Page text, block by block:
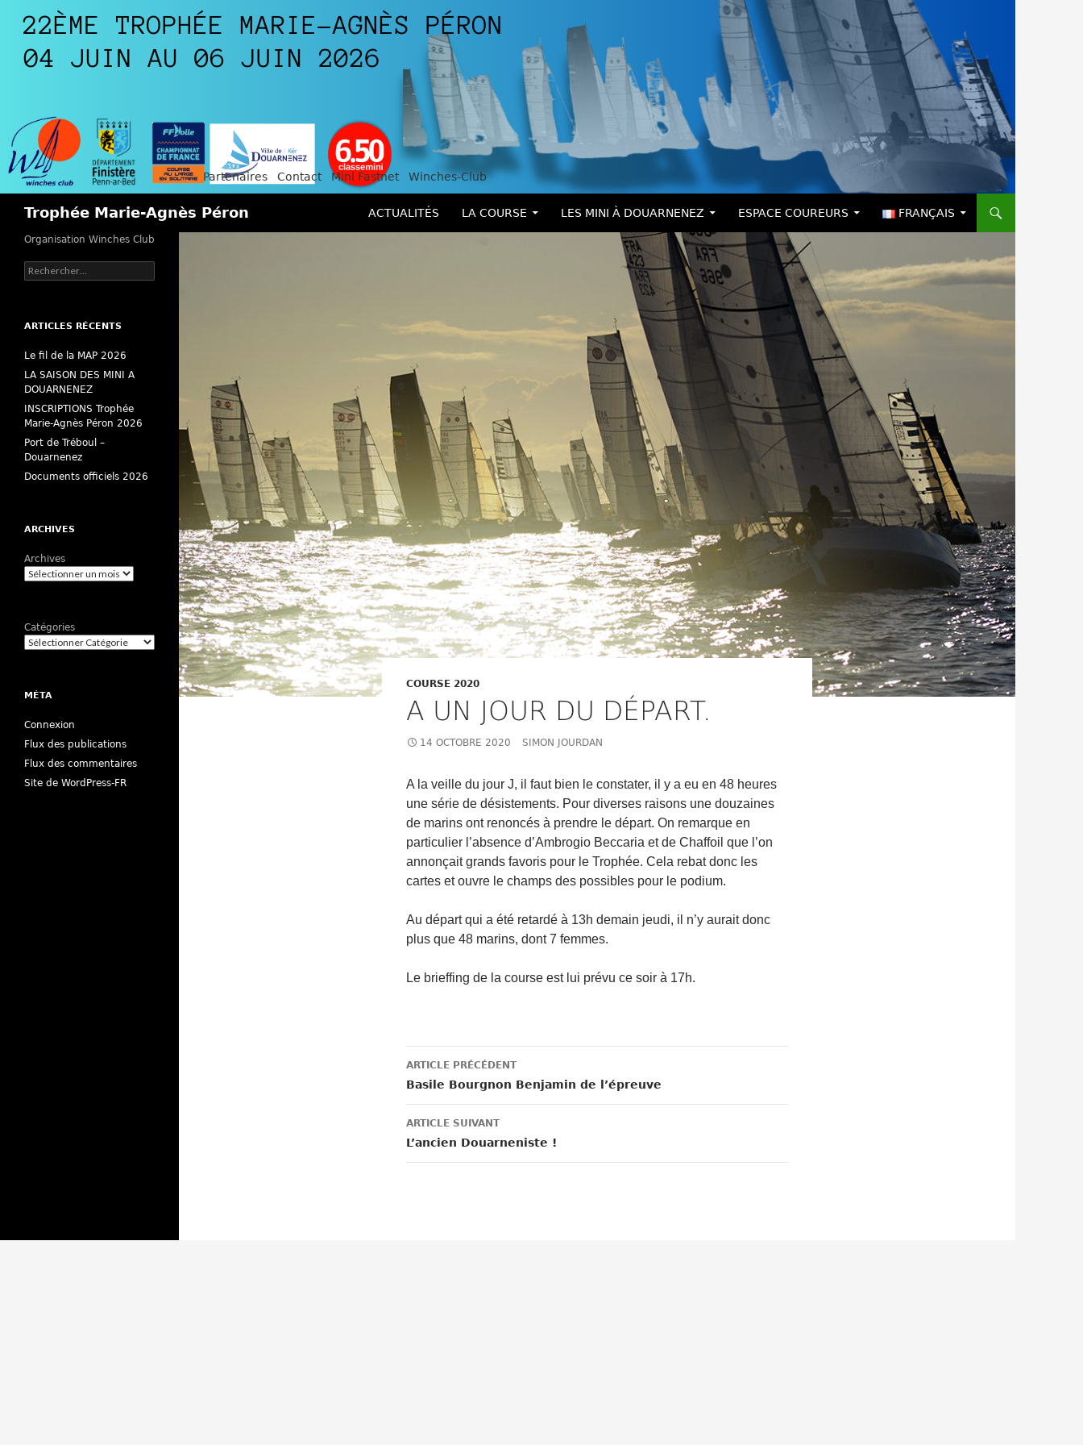
Partenaires Contact Mini Fastnet Winches-Club
Trophée Marie-Agnès Péron ACTUALITÉS LA COURSE LES MINI À DOUARNENEZ ESPACE COUREURS FRANÇAIS
COURSE 2020
A UN JOUR DU DÉPART.
14 OCTOBRE 2020 SIMON JOURDAN
A la veille du jour J, il faut bien le constater, il y a eu en 48 heures
une série de désistements. Pour diverses raisons une douzaines
de marins ont renoncés à prendre le départ. On remarque en
particulier l’absence d’Ambrogio Beccaria et de Chaffoil que l’on
annonçait grands favoris pour le Trophée. Cela rebat donc les
cartes et ouvre le champs des possibles pour le podium.
Au départ qui a été retardé à 13h demain jeudi, il n’y aurait donc
plus que 48 marins, dont 7 femmes.
Le brieffing de la course est lui prévu ce soir à 17h.
Navigation
des
articles
ARTICLE PRÉCÉDENT
Basile Bourgnon Benjamin de l’épreuve
ARTICLE SUIVANT
L’ancien Douarneniste !
Organisation Winches Club
Rechercher :
ARTICLES RÉCENTS
Le fil de la MAP 2026
LA SAISON DES MINI A
DOUARNENEZ
INSCRIPTIONS Trophée
Marie-Agnès Péron 2026
Port de Tréboul –
Douarnenez
Documents officiels 2026
ARCHIVES
Archives
Catégories
MÉTA
Connexion
Flux des publications
Flux des commentaires
Site de WordPress-FR